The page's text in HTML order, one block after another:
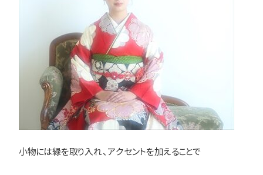
小物には緑を取り入れ、アクセントを加えることで